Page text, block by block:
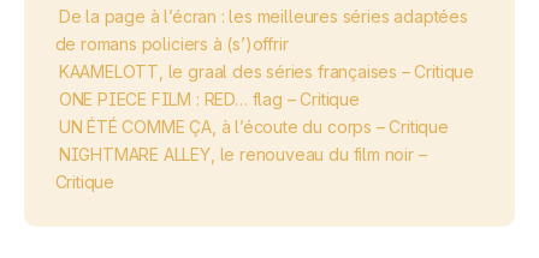
De la page à l’écran : les meilleures séries adaptées
de romans policiers à (s’)offrir
KAAMELOTT, le graal des séries françaises – Critique
ONE PIECE FILM : RED… flag – Critique
UN ÉTÉ COMME ÇA, à l’écoute du corps – Critique
NIGHTMARE ALLEY, le renouveau du film noir –
Critique